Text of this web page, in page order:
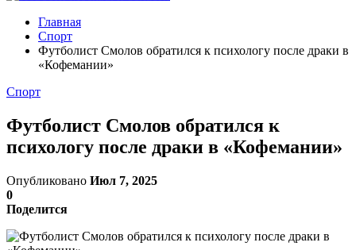
Главная
Спорт
Футболист Смолов обратился к психологу после драки в
«Кофемании»
Спорт
Футболист Смолов обратился к
психологу после драки в «Кофемании»
Опубликовано Июл 7, 2025
0
Поделится